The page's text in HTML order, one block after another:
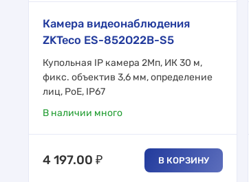
Камера видеонаблюдения
ZKTeco ES-852O22B-S5
Купольная IP камера 2Мп, ИК 30 м,
фикс. объектив 3,6 мм, определение
лиц, PoE, IP67
В наличии много
4 197.00 ₽ В КОРЗИНУ